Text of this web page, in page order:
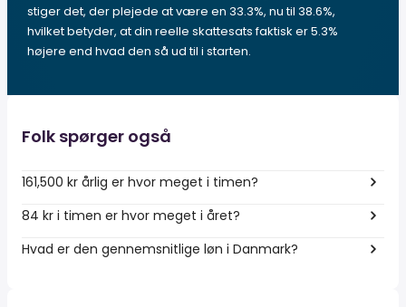
stiger det, der plejede at være en 33.3%, nu til 38.6%,
hvilket betyder, at din reelle skattesats faktisk er 5.3%
højere end hvad den så ud til i starten.
Folk spørger også
161,500 kr årlig er hvor meget i timen?
84 kr i timen er hvor meget i året?
Hvad er den gennemsnitlige løn i Danmark?